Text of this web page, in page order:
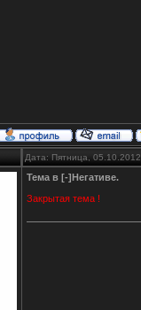
Дата: Пятница,
Тема в [-]Негативе.
Закрытая тема !